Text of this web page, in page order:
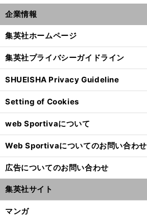
企業情報
集英社ホームページ
集英社プライバシーガイドライン
SHUEISHA Privacy Guideline
Setting of Cookies
web Sportivaについて
Web Sportivaについてのお問い合わせ
広告についてのお問い合わせ
集英社サイト
マンガ